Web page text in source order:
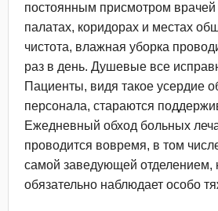
постоянным присмотром
палатах, коридорах и местах
чистота, влажная уборка
раз в день. Душевые все
Пациенты, видя такое усердие
персонала, стараются
Ежедневный обход больных
проводится вовремя, в том
самой заведующей отделением,
обязательно наблюдает особо